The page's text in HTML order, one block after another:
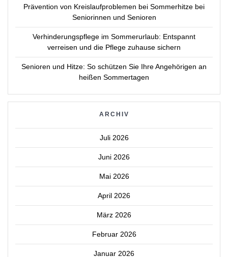
Prävention von Kreislaufproblemen bei Sommerhitze bei
Seniorinnen und Senioren
Verhinderungspflege im Sommerurlaub: Entspannt
verreisen und die Pflege zuhause sichern
Senioren und Hitze: So schützen Sie Ihre Angehörigen an
heißen Sommertagen
ARCHIV
Juli 2026
Juni 2026
Mai 2026
April 2026
März 2026
Februar 2026
Januar 2026